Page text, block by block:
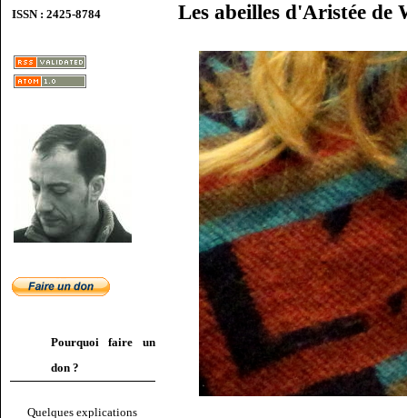
ISSN : 2425-8784
Pourquoi faire un
don ?
Quelques explications
Les abeilles d'Aristée de